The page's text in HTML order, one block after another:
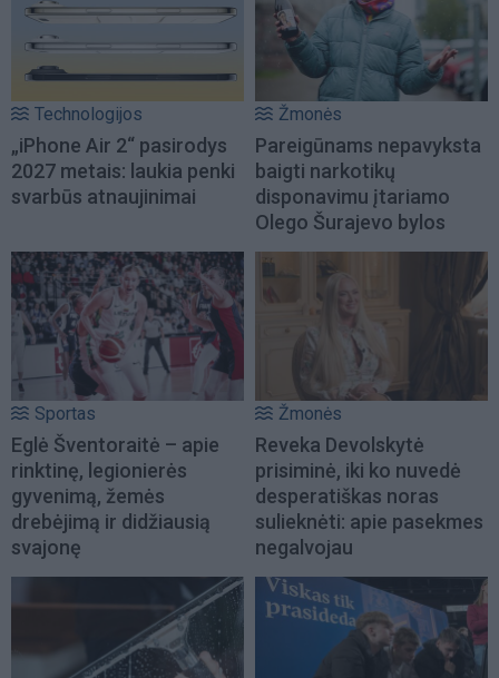
Technologijos
„iPhone Air 2“ pasirodys
2027 metais: laukia penki
svarbūs atnaujinimai
Žmonės
Pareigūnams nepavyksta
baigti narkotikų
disponavimu įtariamo
Olego Šurajevo bylos
Sportas
Eglė Šventoraitė – apie
rinktinę, legionierės
gyvenimą, žemės
drebėjimą ir didžiausią
svajonę
Žmonės
Reveka Devolskytė
prisiminė, iki ko nuvedė
desperatiškas noras
sulieknėti: apie pasekmes
negalvojau